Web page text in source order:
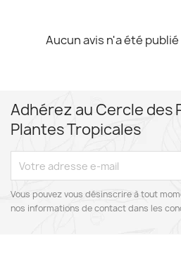
Aucun avis n'a été
Adhérez au Cercle des
Plantes Tropicales
Vous pouvez vous désinscrire à tout
nos informations de contact dans les